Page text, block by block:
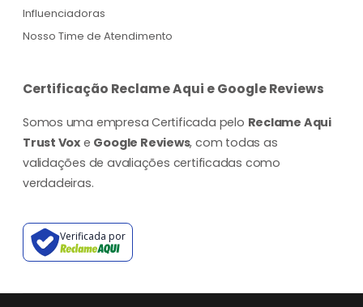
Influenciadoras
Nosso Time de Atendimento
Certificação Reclame Aqui e Google Reviews
Somos uma empresa Certificada pelo Reclame Aqui
Trust Vox e Google Reviews, com todas as
validações de avaliações certificadas como
verdadeiras.
Verificada por